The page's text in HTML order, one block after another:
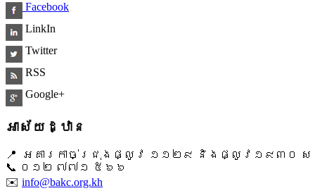
Facebook
LinkIn
Twitter
RSS
Google+
អាស័យដ្ឋាន
📍 អគារកាច់ជ្រុងផ្លូវ ១១២៩ និងផ្លូវ១៩៣០ ស
📞 ​០១២ ៧៧១ ៥៦៦
✉️ info@bakc.org.kh